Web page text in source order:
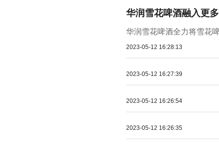
华润雪花啤酒融入更
华润雪花啤酒全力将雪花
2023-05-12 16:28:13
2023-05-12 16:27:39
2023-05-12 16:26:54
2023-05-12 16:26:35